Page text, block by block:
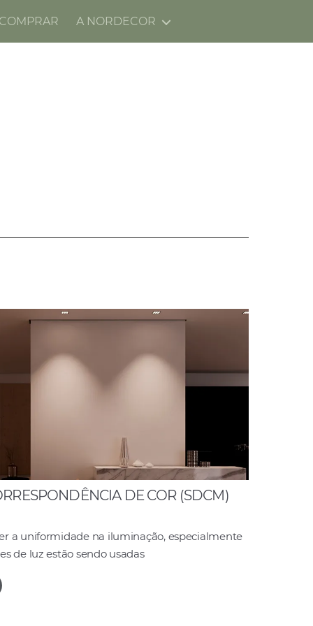
A NORDECOR
DE COR (SDCM)
a uniformidade na iluminação, especialmente
de luz estão sendo usadas